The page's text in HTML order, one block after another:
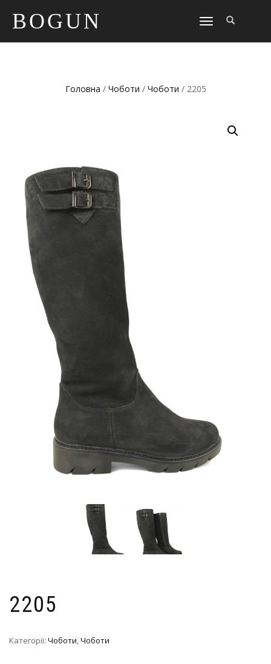
BOGUN
TOGGLE
Головна / Чоботи / Чоботи / 2205
2205
Категорії: Чоботи,Чоботи